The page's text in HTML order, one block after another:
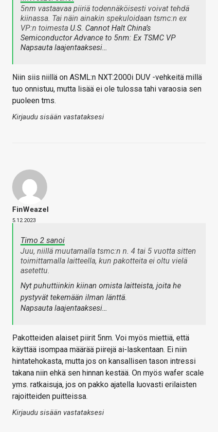
5nm vastaavaa piiriä todennäköisesti voivat tehdä
kiinassa. Tai näin ainakin spekuloidaan tsmc:n ex
VP:n toimesta U.S. Cannot Halt China’s
Semiconductor Advance to 5nm: Ex TSMC VP
Napsauta laajentaaksesi…
Niin siis niillä on ASML:n NXT:2000i DUV -vehkeitä millä
tuo onnistuu, mutta lisää ei ole tulossa tahi varaosia sen
puoleen tms.
Kirjaudu sisään vastataksesi
FinWeazel
5.12.2023
Timo 2 sanoi
Juu, niillä muutamalla tsmc:n n. 4 tai 5 vuotta sitten
toimittamalla laitteella, kun pakotteita ei oltu vielä
asetettu.
Nyt puhuttiinkin kiinan omista laitteista, joita he
pystyvät tekemään ilman länttä.
Napsauta laajentaaksesi…
Pakotteiden alaiset piirit 5nm. Voi myös miettiä, että
käyttää isompaa määrää piirejä ai-laskentaan. Ei niin
hintatehokasta, mutta jos on kansallisen tason intressi
takana niin ehkä sen hinnan kestää. On myös wafer scale
yms. ratkaisuja, jos on pakko ajatella luovasti erilaisten
rajoitteiden puitteissa.
Kirjaudu sisään vastataksesi